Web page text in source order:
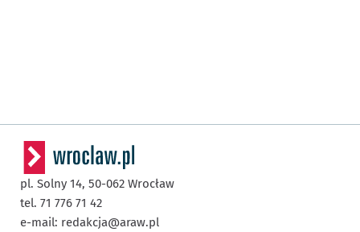
pl. Solny 14, 50-062 Wrocław
tel. 71 776 71 42
e-mail: redakcja@araw.pl